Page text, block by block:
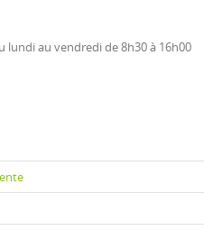
lundi au vendredi de 8h30 à 16h00